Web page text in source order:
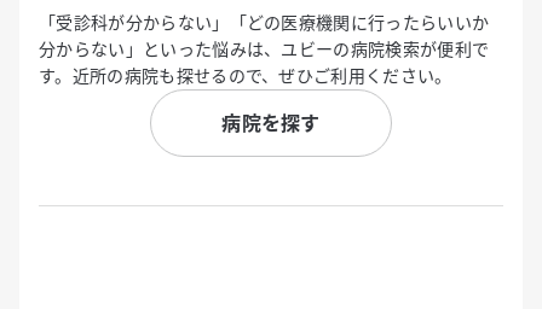
「受診科が分からない」「どの医療機関に行ったらいいか
分からない」といった悩みは、ユビーの病院検索が便利で
す。近所の病院も探せるので、ぜひご利用ください。
病院を探す